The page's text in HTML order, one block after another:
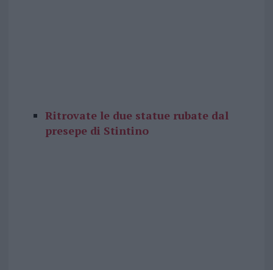
Ritrovate le due statue rubate dal
presepe di Stintino